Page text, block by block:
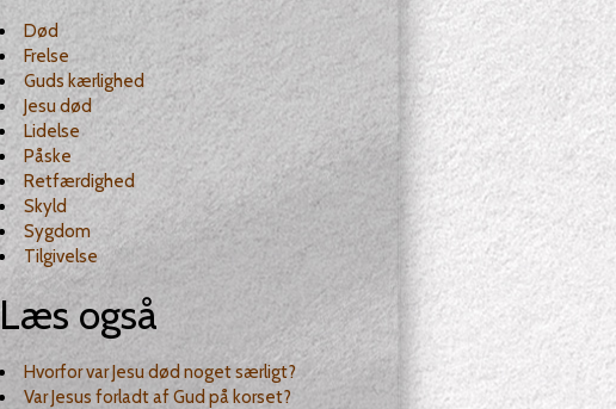
Død
Frelse
Guds kærlighed
Jesu død
Lidelse
Påske
Retfærdighed
Skyld
Sygdom
Tilgivelse
Læs også
Hvorfor var Jesu død noget særligt?
Var Jesus forladt af Gud på korset?